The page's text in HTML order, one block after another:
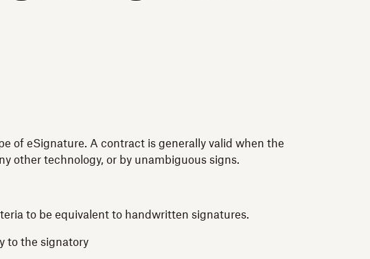
of eSignature. A contract is generally valid when the
other technology, or by unambiguous signs.
to be equivalent to handwritten signatures.
to the signatory